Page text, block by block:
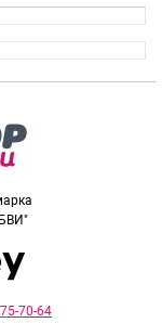
70-64